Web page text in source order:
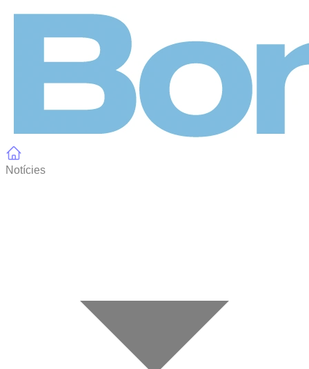
Notícies